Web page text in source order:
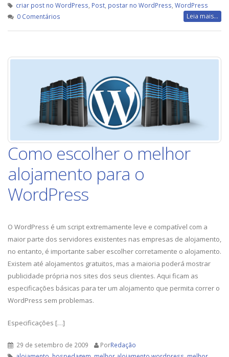
criar post no WordPress Post postar no WordPress WordPress
0 Comentários
Leia mais...
Como escolher o melhor
alojamento para o
WordPress
O WordPress é um script extremamente leve e compatível com a
maior parte dos servidores existentes nas empresas de alojamento,
no entanto, é importante saber escolher corretamente o alojamento.
Existem até alojamentos gratuitos, mas a maioria poderá mostrar
publicidade própria nos sites dos seus clientes. Aqui ficam as
especificações básicas para ter um alojamento que permita correr o
WordPress sem problemas.
Especificações […]
29 de setembro de 2009 PorRedação